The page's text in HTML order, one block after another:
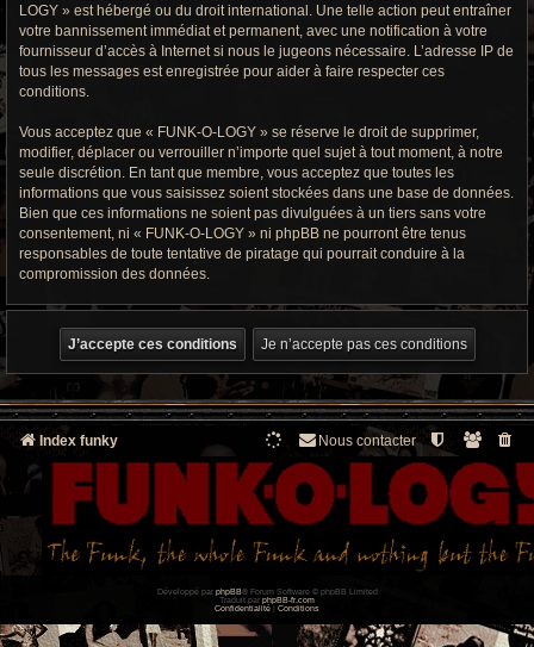
LOGY » est hébergé ou du droit international. Une telle action peut entraîner
votre bannissement immédiat et permanent, avec une notification à votre
fournisseur d’accès à Internet si nous le jugeons nécessaire. L’adresse IP de
tous les messages est enregistrée pour aider à faire respecter ces
conditions.
Vous acceptez que « FUNK-O-LOGY » se réserve le droit de supprimer,
modifier, déplacer ou verrouiller n’importe quel sujet à tout moment, à notre
seule discrétion. En tant que membre, vous acceptez que toutes les
informations que vous saisissez soient stockées dans une base de données.
Bien que ces informations ne soient pas divulguées à un tiers sans votre
consentement, ni « FUNK-O-LOGY » ni phpBB ne pourront être tenus
responsables de toute tentative de piratage qui pourrait conduire à la
compromission des données.
Index funky Nous contacter
Développé par phpBB® Forum Software © phpBB Limited
Traduit par phpBB-fr.com
Confidentialité
Conditions